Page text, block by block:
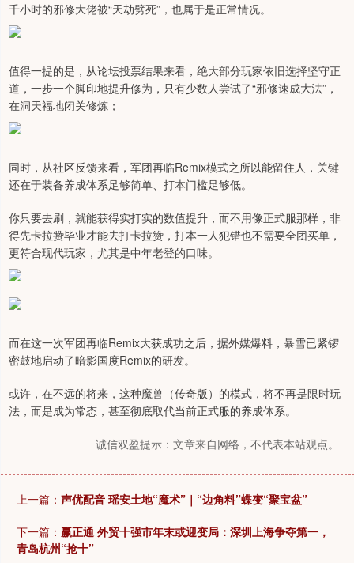
千小时的邪修大佬被“天劫劈死”，也属于是正常情况。
值得一提的是，从论坛投票结果来看，绝大部分玩家依旧选择坚守正
道，一步一个脚印地提升修为，只有少数人尝试了“邪修速成大法”，
在洞天福地闭关修炼；
同时，从社区反馈来看，军团再临Remix模式之所以能留住人，关键
还在于装备养成体系足够简单、打本门槛足够低。
你只要去刷，就能获得实打实的数值提升，而不用像正式服那样，非
得先卡拉赞毕业才能去打卡拉赞，打本一人犯错也不需要全团买单，
更符合现代玩家，尤其是中年老登的口味。
而在这一次军团再临Remix大获成功之后，据外媒爆料，暴雪已紧锣
密鼓地启动了暗影国度Remix的研发。
或许，在不远的将来，这种魔兽（传奇版）的模式，将不再是限时玩
法，而是成为常态，甚至彻底取代当前正式服的养成体系。
诚信双盈提示：文章来自网络，不代表本站观点。
上一篇： 声优配音 瑶安土地“魔术”｜“边角料”蝶变“聚宝盆”
下一篇： 赢正通 外贸十强市年末或迎变局：深圳上海争夺第一，
青岛杭州“抢十”